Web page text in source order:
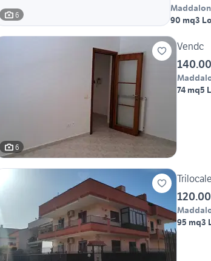
6
90 mq3
6
Vendc
74 mq5
95 mq3